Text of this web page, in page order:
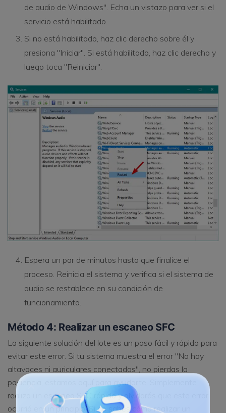
de audio de Windows". Echa un vistazo para ver si el
servicio está habilitado.
Si no está habilitado, haz clic derecho sobre él y
presiona "Iniciar". Si está habilitado, haz clic derecho y
luego toca "Reiniciar".
Espera un par de minutos hasta que finalice el
proceso. Reinicia el sistema y verifica si el sistema de
audio se restablece en su condición de
funcionamiento.
Método 4: Realizar un escaneo SFC
La siguiente solución del lote es un paso fácil y rápido para
evitar este error. Si tu sistema muestra el error "No hay
altavoces ni auriculares conectados", no pierdas la
paciencia, estamos aquí para ayudarte. Simplemente
realiza un escaneo SFC rápido y olvidarás que este error
ocurrió en un principio. Si no sabes cómo realizar un